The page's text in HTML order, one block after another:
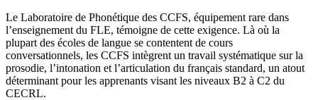
Le Laboratoire de Phonétique des CCFS, équipement rare dans
l’enseignement du FLE, témoigne de cette exigence. Là où la
plupart des écoles de langue se contentent de cours
conversationnels, les CCFS intègrent un travail systématique sur la
prosodie, l’intonation et l’articulation du français standard, un atout
déterminant pour les apprenants visant les niveaux B2 à C2 du
CECRL.